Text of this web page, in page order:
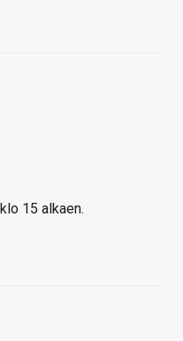
15 alkaen.